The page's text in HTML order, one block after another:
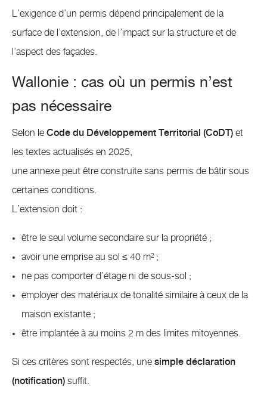
L’exigence d’un permis dépend principalement de la
surface de l’extension, de l’impact sur la structure et de
l’aspect des façades.
Wallonie : cas où un permis n’est
pas nécessaire
Selon le Code du Développement Territorial (CoDT) et
les textes actualisés en 2025,
une annexe peut être construite sans permis de bâtir sous
certaines conditions.
L’extension doit :
être le seul volume secondaire sur la propriété ;
avoir une emprise au sol ≤ 40 m² ;
ne pas comporter d’étage ni de sous-sol ;
employer des matériaux de tonalité similaire à ceux de la
maison existante ;
être implantée à au moins 2 m des limites mitoyennes.
Si ces critères sont respectés, une simple déclaration
(notification) suffit.